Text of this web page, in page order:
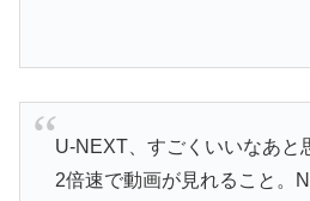
U-NEXT、すごくいいなあと
2倍速で動画が見れること。